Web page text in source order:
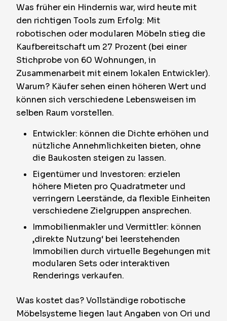
Was früher ein Hindernis war, wird heute mit
den richtigen Tools zum Erfolg: Mit
robotischen oder modularen Möbeln stieg die
Kaufbereitschaft um 27 Prozent (bei einer
Stichprobe von 60 Wohnungen, in
Zusammenarbeit mit einem lokalen Entwickler).
Warum? Käufer sehen einen höheren Wert und
können sich verschiedene Lebensweisen im
selben Raum vorstellen.
Entwickler: können die Dichte erhöhen und
nützliche Annehmlichkeiten bieten, ohne
die Baukosten steigen zu lassen.
Eigentümer und Investoren: erzielen
höhere Mieten pro Quadratmeter und
verringern Leerstände, da flexible Einheiten
verschiedene Zielgruppen ansprechen.
Immobilienmakler und Vermittler: können
‚direkte Nutzung‘ bei leerstehenden
Immobilien durch virtuelle Begehungen mit
modularen Sets oder interaktiven
Renderings verkaufen.
Was kostet das? Vollständige robotische
Möbelsysteme liegen laut Angaben von Ori und